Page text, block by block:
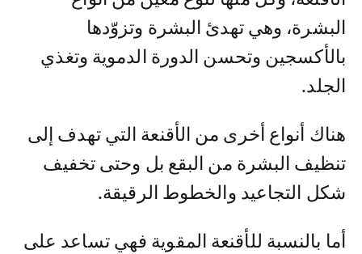
البشرة، وهي تهدئ البشرة وتزوّدها
بالأكسجين وتحسن الدورة الدموية وتغذي
الجلد.
هناك أنواع أخرى من الأقنعة التي تهدف إلى
تنظيف البشرة من البقع بل وحتى تخفيف
شكل التجاعيد والخطوط الرقيقة.
أما بالنسبة للأقنعة المقوية فهي تساعد على